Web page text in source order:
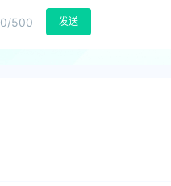
0/500 发送